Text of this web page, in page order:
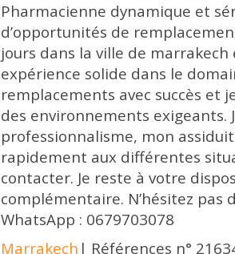
Pharmacienne dynamique et
d’opportunités de
jours dans la ville de marrakech
expérience solide dans le
remplacements avec succès et
des environnements exigeants.
professionnalisme, mon
rapidement aux différentes
contacter. Je reste à votre
complémentaire. N’hésitez
WhatsApp : 0679703078
Marrakech | Références n°